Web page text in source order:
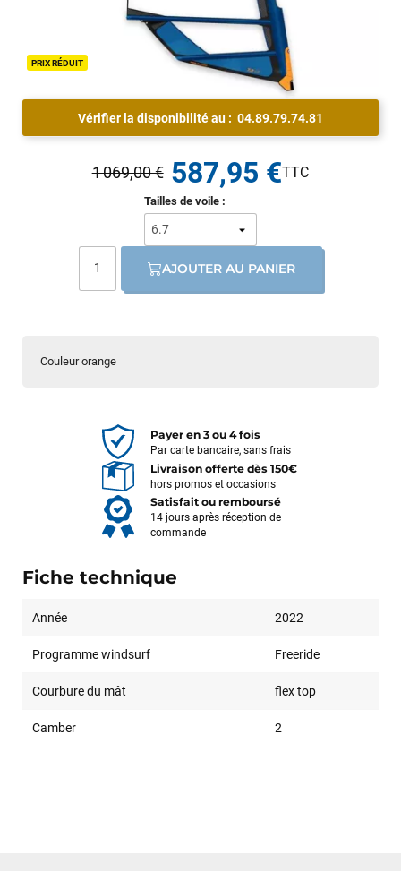
PRIX RÉDUIT
Couleur orange
Vérifier la disponibilité au : 04.89.79.74.81
Tailles de voile :
1 069,00 € 587,95 €
AJOUTER AU PANIER
Payer en 3 ou 4 fois
Par carte bancaire, sans frais
Livraison offerte dès 150€
hors promos et occasions
Satisfait ou remboursé
14 jours après réception de
commande
Fiche technique
Année 2022
Programme windsurf Freeride
Courbure du mât flex top
Camber 2